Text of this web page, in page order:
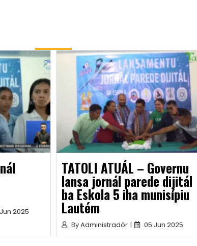
2025
TATOLI ATUÁL – Governu
lansa jornál parede dijitál
ba Eskola 5 iha munisípiu
Lautém
ByAdministradór | 05 Jun 2025